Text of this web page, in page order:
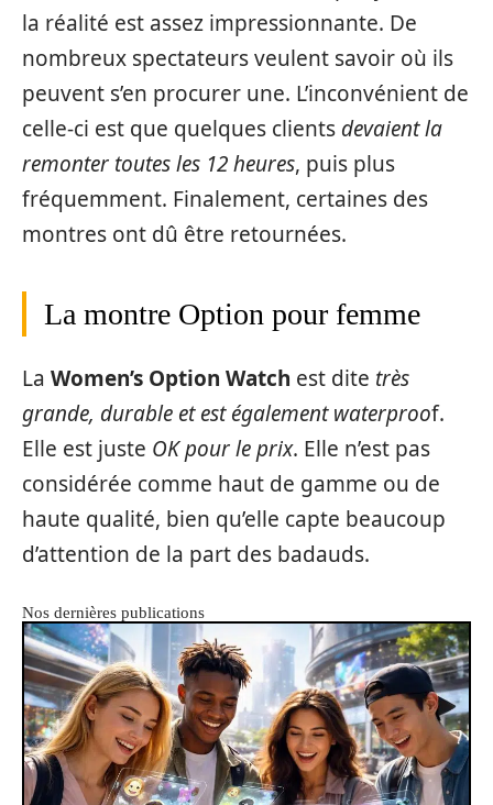
la réalité est assez impressionnante. De
nombreux spectateurs veulent savoir où ils
peuvent s’en procurer une. L’inconvénient de
celle-ci est que quelques clients devaient la
remonter toutes les 12 heures, puis plus
fréquemment. Finalement, certaines des
montres ont dû être retournées.
La montre Option pour femme
La Women’s Option Watch est dite très
grande, durable et est également waterproof.
Elle est juste OK pour le prix. Elle n’est pas
considérée comme haut de gamme ou de
haute qualité, bien qu’elle capte beaucoup
d’attention de la part des badauds.
Nos dernières publications